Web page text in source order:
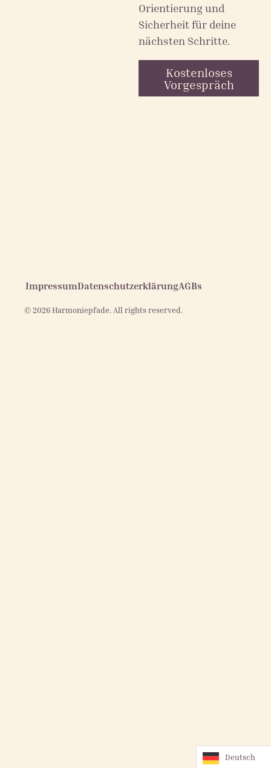
Orientierung und
Sicherheit für deine
nächsten Schritte.
Kostenloses
Vorgespräch
ImpressumDatenschutzerklärungAGBs
© 2026 Harmoniepfade. All rights reserved.
Deutsch